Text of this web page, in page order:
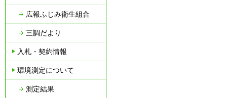
広報ふじみ衛生組合
三調だより
入札・契約情報
環境測定について
測定結果